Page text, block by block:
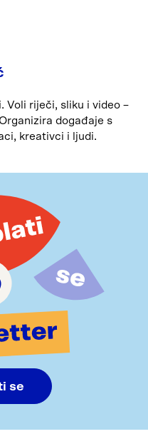
Voli riječi, sliku i video –
događaje s
kreativci i ljudi.
se